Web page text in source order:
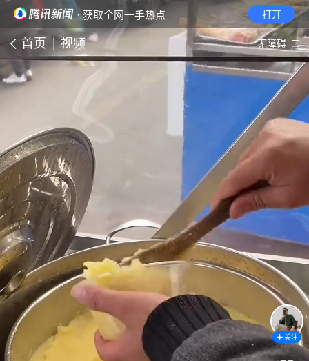
· 获取全网一手热点 打开
首页 视频 无障碍
关注